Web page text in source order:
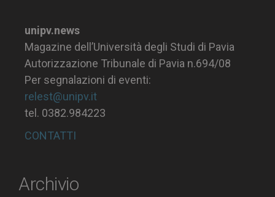
unipv.news
Magazine dell’Università degli Studi di Pavia
Autorizzazione Tribunale di Pavia n.694/08
Per segnalazioni di eventi:
relest@unipv.it
tel. 0382.984223
CONTATTI
Archivio